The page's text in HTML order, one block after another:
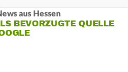
aus Hessen
BEVORZUGTE QUELLE